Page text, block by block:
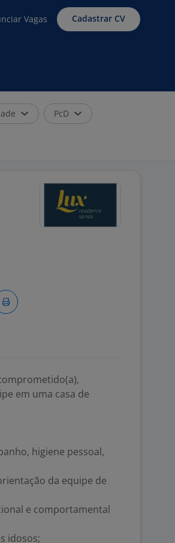
Vagas Cadastrar CV
PcD
em uma casa de
higiene pessoal,
da equipe de
e comportamental
idosos;